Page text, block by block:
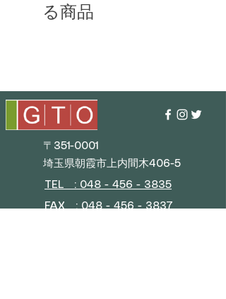
る商品
〒351-0001
埼玉県朝霞市上内間木406-5
TEL : 048 - 456 - 3835​
FAX : 048 - 456 - 3837